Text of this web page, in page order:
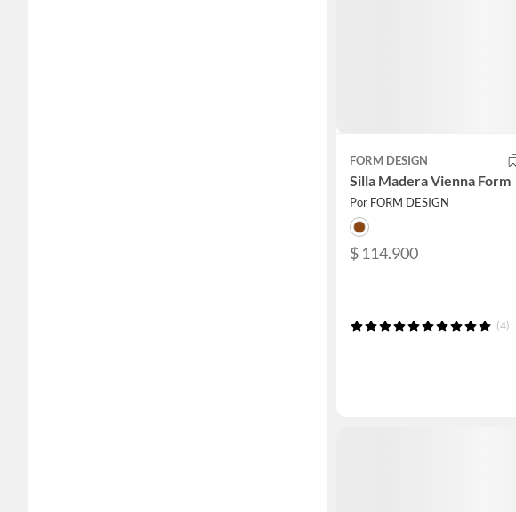
FORM DESIGN
Silla Madera Vienna Form
Por FORM DESIGN
$ 114.900
(4)